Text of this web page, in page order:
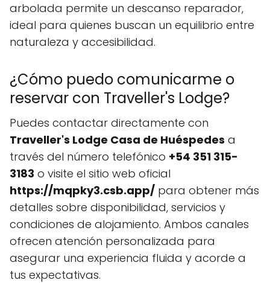
arbolada permite un descanso reparador,
ideal para quienes buscan un equilibrio entre
naturaleza y accesibilidad.
¿Cómo puedo comunicarme o
reservar con Traveller's Lodge?
Puedes contactar directamente con
Traveller's Lodge Casa de Huéspedes a
través del número telefónico +54 351 315-
3183 o visite el sitio web oficial
https://mqpky3.csb.app/ para obtener más
detalles sobre disponibilidad, servicios y
condiciones de alojamiento. Ambos canales
ofrecen atención personalizada para
asegurar una experiencia fluida y acorde a
tus expectativas.